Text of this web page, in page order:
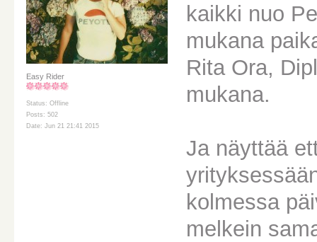
Easy Rider
Status: Offline
Posts: 502
Date: Jun 21 21:41 2015
kaikki nuo
mukana
Rita Ora,
mukana.
Ja näyttää
kolmessa
melkein